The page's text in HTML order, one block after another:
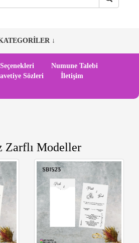
↓
Numune Talebi
Sözleri
İletişim
Zarflı Modeller